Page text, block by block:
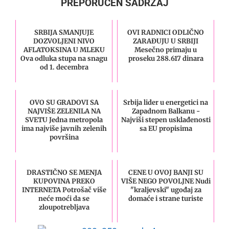
PREPORUČEN SADRŽAJ
SRBIJA SMANJUJE
DOZVOLJENI NIVO
AFLATOKSINA U MLEKU
Ova odluka stupa na snagu
od 1. decembra
OVI RADNICI ODLIČNO
ZARAĐUJU U SRBIJI
Mesečno primaju u
proseku 288.617 dinara
OVO SU GRADOVI SA
NAJVIŠE ZELENILA NA
SVETU Jedna metropola
ima najviše javnih zelenih
površina
Srbija lider u energetici na
Zapadnom Balkanu -
Najviši stepen usklađenosti
sa EU propisima
DRASTIČNO SE MENJA
KUPOVINA PREKO
INTERNETA Potrošač više
neće moći da se
zloupotrebljava
CENE U OVOJ BANJI SU
VIŠE NEGO POVOLJNE Nudi
"kraljevski" ugođaj za
domaće i strane turiste